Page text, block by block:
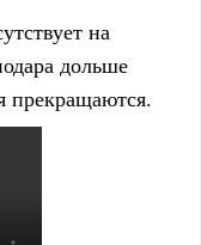
на
дольше
прекращаются.